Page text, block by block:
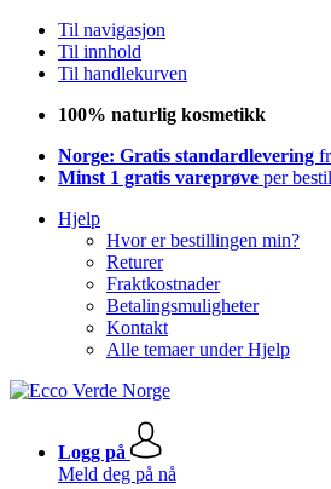
Til navigasjon
Til innhold
Til handlekurven
100% naturlig kosmetikk
Norge: Gratis standardlevering
Minst 1 gratis vareprøve per
Hjelp
Hvor er bestillingen min?
Returer
Fraktkostnader
Betalingsmuligheter
Kontakt
Alle temaer under Hjelp
Logg på
Meld deg på nå